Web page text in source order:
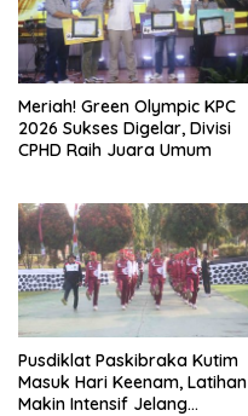
Meriah! Green Olympic KPC
2026 Sukses Digelar, Divisi
CPHD Raih Juara Umum
Pusdiklat Paskibraka Kutim
Masuk Hari Keenam, Latihan
Makin Intensif Jelang